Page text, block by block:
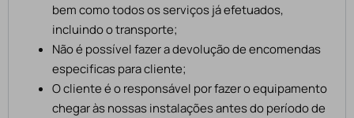
bem como todos os serviços já efetuados,
incluindo o transporte;
Não é possível fazer a devolução de encomendas
especificas para cliente;
O cliente é o responsável por fazer o equipamento
chegar às nossas instalações antes do período de